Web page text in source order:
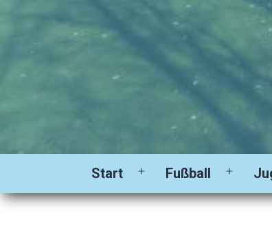
Start
Menü
öffnen
Fußball
Menü
öffnen